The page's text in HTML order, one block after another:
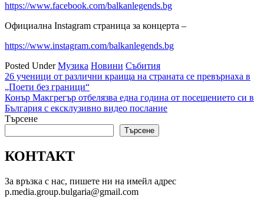
https://www.facebook.com/balkanlegends.bg
Официална Instagram страница за концерта –
https://www.instagram.com/balkanlegends.bg
Posted UnderМузика Новини Събития
Навигация
26 ученици от различни краища на страната се превърнаха в
„Поети без граници“
Конър Макгрегър отбелязва една година от посещението си в
България с ексклузивно видео послание
Търсене
Търсене
КОНТАКТ
За връзка с нас, пишете ни на имейл адрес
p.media.group.bulgaria@gmail.com